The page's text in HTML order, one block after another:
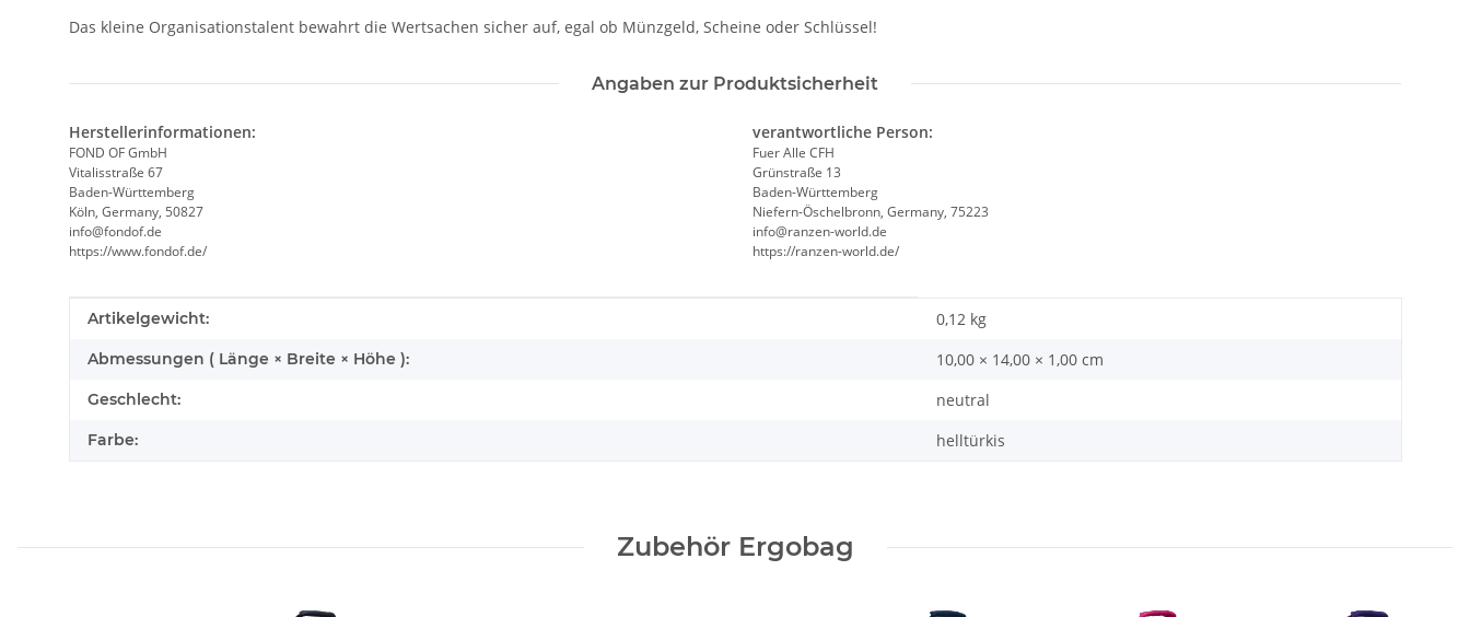
Das kleine Organisationstalent bewahrt die Wertsachen sicher auf, egal ob Münzgeld, Scheine oder Schlüssel!
Angaben zur Produktsicherheit
Herstellerinformationen:
FOND OF GmbH
Vitalisstraße 67
Baden-Württemberg
Köln, Germany, 50827
info@fondof.de
https://www.fondof.de/
verantwortliche Person:
Fuer Alle CFH
Grünstraße 13
Baden-Württemberg
Niefern-Öschelbronn, Germany, 75223
info@ranzen-world.de
https://ranzen-world.de/
Produkteigenschaft
Wert
Artikelgewicht: 0,12 kg
Abmessungen ( Länge × Breite × Höhe ): 10,00 × 14,00 × 1,00 cm
Geschlecht: neutral
Farbe: helltürkis
Zubehör Ergobag